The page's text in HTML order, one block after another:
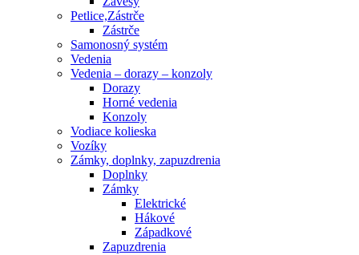
Petlice,Zástrče
Zástrče
Samonosný systém
Vedenia
Vedenia – dorazy – konzoly
Dorazy
Horné vedenia
Konzoly
Vodiace kolieska
Vozíky
Zámky, doplnky, zapuzdrenia
Doplnky
Zámky
Elektrické
Hákové
Západkové
Zapuzdrenia